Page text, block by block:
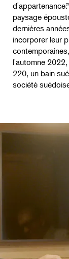
paysage
dernières
incorporer leur
l'automne
220, un bain
société